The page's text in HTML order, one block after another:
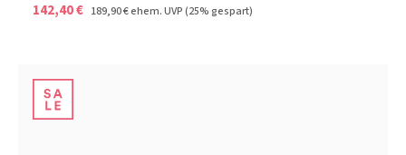
142,40 € 189,90 €ehem. UVP(25% gespart)